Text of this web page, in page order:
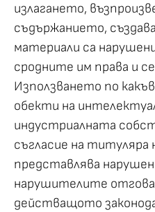
излагането,
съдържанието,
материали са
сродните им права и
Използването по
обекти на
индустриалната
съгласие на титуляра
представлява
нарушителите
действащото